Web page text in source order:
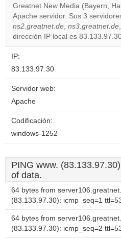
Greatnet New Media (Bayern,
Apache servidor. Sus 3
ns2.greatnet.de, ns3.greatnet.de
dirección IP local es
IP:
83.133.97.30
Servidor web:
Apache
Codificación:
windows-1252
PING www.
of data.
64 bytes from
(83.133.97.30): icmp_seq=1
64 bytes from
(83.133.97.30): icmp_seq=2